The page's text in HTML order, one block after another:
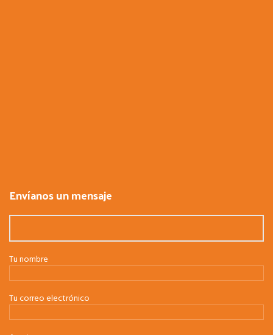
Envíanos un mensaje
Tu nombre
Tu correo electrónico